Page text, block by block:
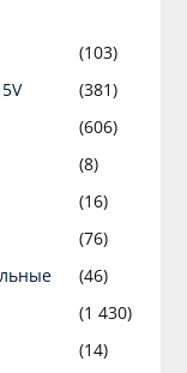
(103)
(381)
(606)
(8)
(16)
(76)
(46)
(1 430)
(14)